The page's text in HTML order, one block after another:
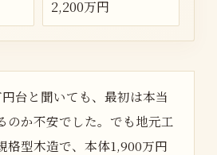
2,200万円
台と聞いても、最初は本当
のか不安でした。でも地元工
格型木造で、本体1,900万円